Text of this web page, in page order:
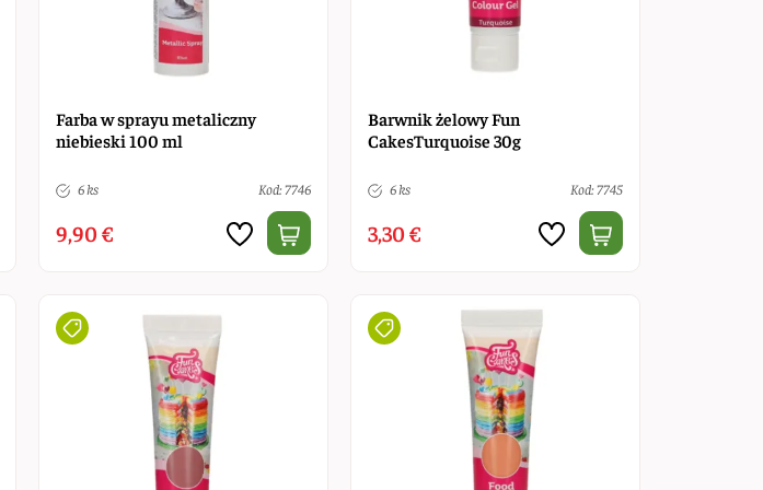
Farba w sprayu metaliczny
niebieski 100 ml
6 ks Kod: 7746
9,90 €
Barwnik żelowy Fun
CakesTurquoise 30g
6 ks Kod: 7745
3,30 €